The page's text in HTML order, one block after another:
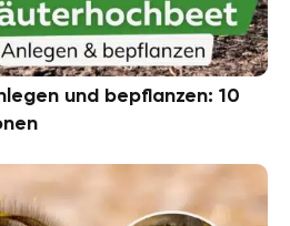
und bepflanzen: 10